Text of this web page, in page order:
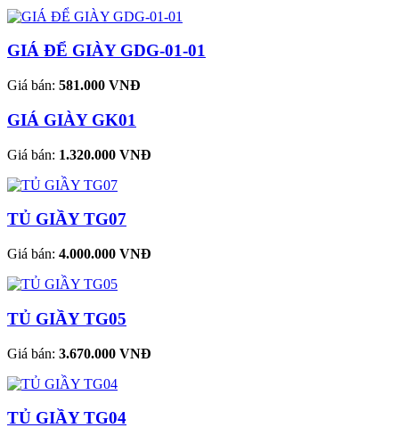
GIÁ ĐỂ GIÀY GDG-01-01
Giá bán: 581.000 VNĐ
GIÁ GIÀY GK01
Giá bán: 1.320.000 VNĐ
TỦ GIẦY TG07
Giá bán: 4.000.000 VNĐ
TỦ GIẦY TG05
Giá bán: 3.670.000 VNĐ
TỦ GIẦY TG04